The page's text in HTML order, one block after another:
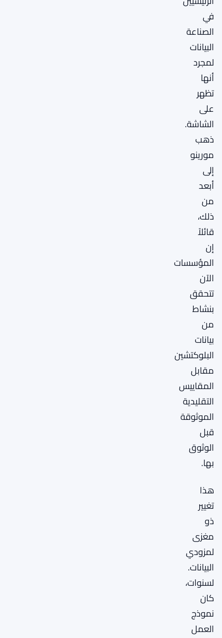
في
الصناعة
البيانات
لمجرد
أنها
تظهر
على
الشاشة.
ذهب
مورينو
إلى
أبعد
من
ذلك،
قائلاً
إن
المؤسسات
الآن
تتحقق
بنشاط
من
بيانات
البلوكتشين
مقابل
المقاييس
التقليدية
الموثوقة
قبل
الوثوق
بها.
هذا
تغيير
ذو
مغزى
لمزودي
البيانات.
لسنوات،
كان
نموذج
العمل